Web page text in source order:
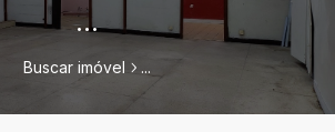
...
Buscar imóvel ...